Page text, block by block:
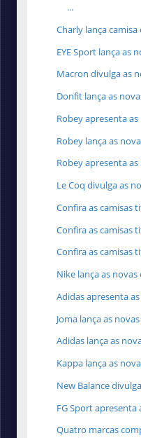
...
Charly lança
EYE Sport lança as
Macron divulga as
Donfit lança as
Robey apresenta
Robey lança as
Robey apresenta
Le Coq divulga as
Confira as camisas
Confira as camisas
Confira as camisas
Nike lança as novas
Adidas apresenta
Joma lança as
Adidas lança as
Kappa lança as
New Balance
FG Sport apresenta
Quatro marcas